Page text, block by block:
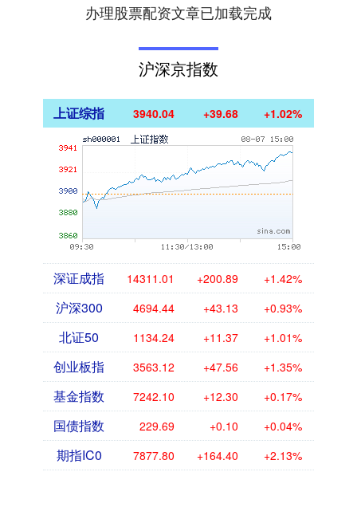
办理股票配资文章已加载完成
沪深京指数
上证综指 3940.04 +39.68 +1.02%
深证成指 14311.01 +200.89 +1.42%
沪深300 4694.44 +43.13 +0.93%
北证50 1134.24 +11.37 +1.01%
创业板指 3563.12 +47.56 +1.35%
基金指数 7242.10 +12.30 +0.17%
国债指数 229.69 +0.10 +0.04%
期指IC0 7877.80 +164.40 +2.13%